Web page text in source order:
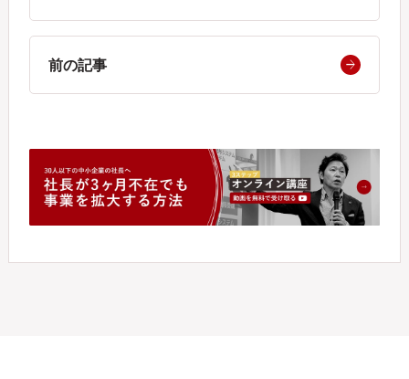
前の記事